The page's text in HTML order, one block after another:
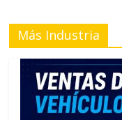
Más Industria